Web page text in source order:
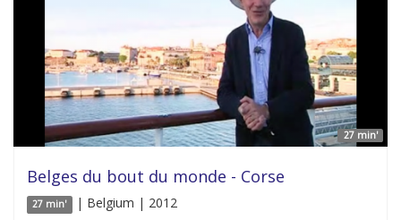
27 min'
Belges du bout du monde - Corse
27 min' | Belgium | 2012